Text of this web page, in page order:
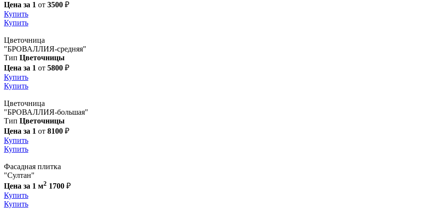
Цена за 1 от 3500 ₽
Купить
Купить
Цветочница
"БРОВАЛЛИЯ-средняя"
Тип Цветочницы
Цена за 1 от 5800 ₽
Купить
Купить
Цветочница
"БРОВАЛЛИЯ-большая"
Тип Цветочницы
Цена за 1 от 8100 ₽
Купить
Купить
Фасадная плитка
"Султан"
Цена за 1 м2 1700 ₽
Купить
Купить